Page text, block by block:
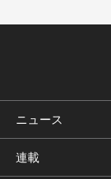
ニュース
連載